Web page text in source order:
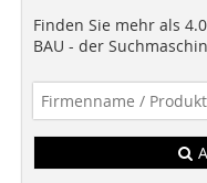
Finden Sie mehr als
BAU - der